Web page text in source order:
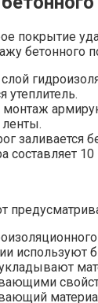
покрытие
бетонного
утеплитель.
монтаж
заливается
составляет
используют